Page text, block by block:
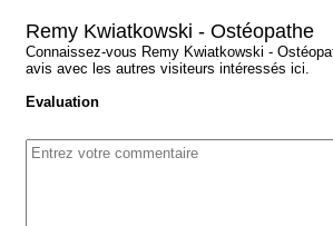
Remy Kwiatkowski - Ostéopathe
Connaissez-vous Remy Kwiatkowski -
avis avec les autres visiteurs intéressés ici.
Evaluation